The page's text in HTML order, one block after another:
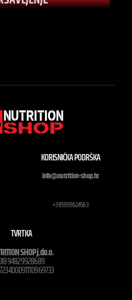
KORISNIČKA PODRŠKA
info@nutrition-shop.hr
+385959624563
TVRTKA
SHOP j.do.o.
94829928689